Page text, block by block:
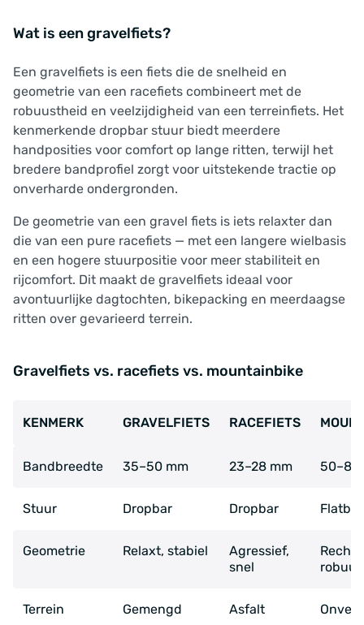
Wat is een gravelfiets?
Een gravelfiets is een fiets die de snelheid en
geometrie van een racefiets combineert met de
robuustheid en veelzijdigheid van een terreinfiets. Het
kenmerkende dropbar stuur biedt meerdere
handposities voor comfort op lange ritten, terwijl het
bredere bandprofiel zorgt voor uitstekende tractie op
onverharde ondergronden.
De geometrie van een gravel fiets is iets relaxter dan
die van een pure racefiets — met een langere wielbasis
en een hogere stuurpositie voor meer stabiliteit en
rijcomfort. Dit maakt de gravelfiets ideaal voor
avontuurlijke dagtochten, bikepacking en meerdaagse
ritten over gevarieerd terrein.
Gravelfiets vs. racefiets vs. mountainbike
KENMERK GRAVELFIETS RACEFIETS
Bandbreedte 35–50 mm 23–28 mm 50–80
Stuur Dropbar Dropbar Flatbar
Geometrie Relaxt, stabiel
Agressief,
snel
Terrein Gemengd Asfalt